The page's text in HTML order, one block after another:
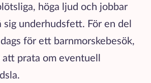
höga ljud och jobbar
sig underhudsfett. För en del
för ett barnmorskebesök,
prata om eventuell